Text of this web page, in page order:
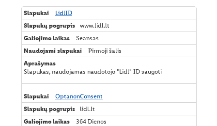
Kliento pateiktas parduotuvės įvertinimas
Verslo partnerių privatumo politika
Klientų aptarnavimo įvertinimas
Vaizdo stebėjimas
Atitiktis
Prekių grąžinimas
Kontaktai
B
ū
n
a
d
ė
t
e
c
h
n
LidlID
www.lidl.lt
Seansas
Pirmoji šalis
Slapukas, naudojamas naudotojo "Lidl" ID saugoti
OptanonConsent
lidl.lt
364 Dienos